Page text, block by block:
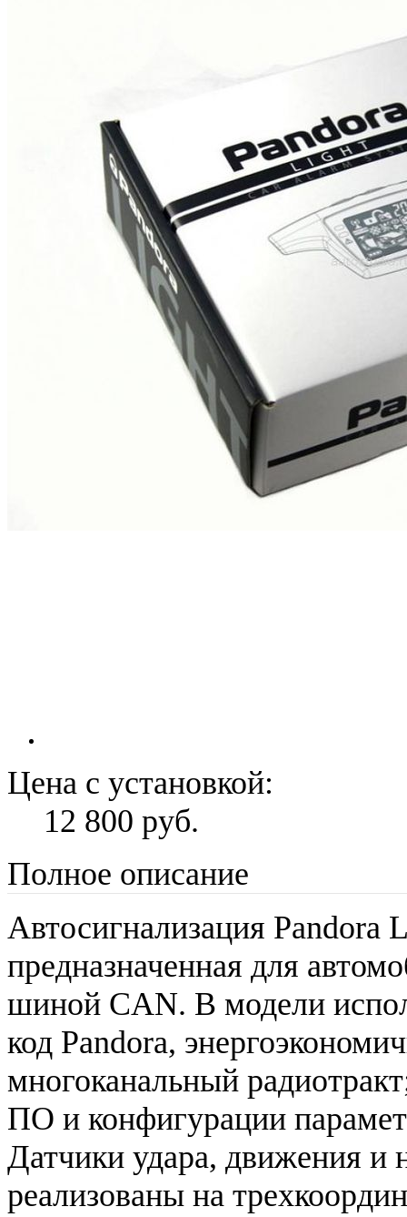
Цена с установкой:
12 800 руб.
Полное описание
Автосигнализация
предназначенная для
шиной CAN. ­В модели
код Pandora,
многоканальный
ПО и конфигурации
Датчики удара, движения и
реализованы на